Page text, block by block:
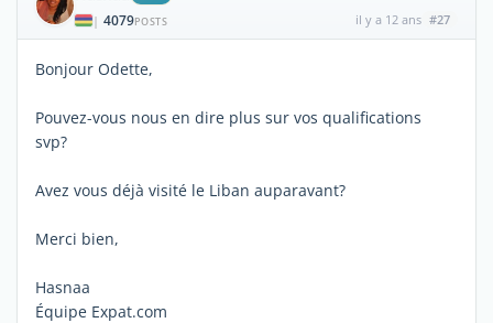
| 4079POSTS il y a 12 ans #27
Bonjour Odette,
Pouvez-vous nous en dire plus sur vos qualifications
svp?
Avez vous déjà visité le Liban auparavant?
Merci bien,
Hasnaa
Équipe Expat.com